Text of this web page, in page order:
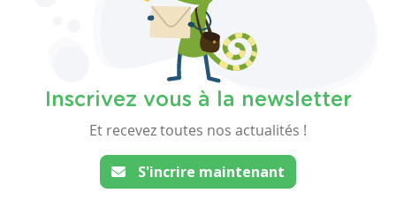
Inscrivez vous à la newsletter
Et recevez toutes nos actualités !
S'incrire maintenant